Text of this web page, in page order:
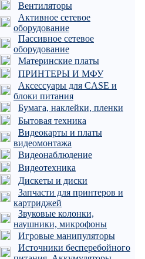
Вентиляторы
Активное сетевое
оборудование
Пассивное сетевое
оборудование
Материнские платы
ПРИНТЕРЫ И МФУ
Аксессуары для CASE и
блоки питания
Бумага, наклейки, пленки
Бытовая техника
Видеокарты и платы
видеомонтажа
Видеонаблюдение
Видеотехника
Дискеты и диски
Запчасти для принтеров и
картриджей
Звуковые колонки,
наушники, микрофоны
Игровые манипуляторы
Источники бесперебойного